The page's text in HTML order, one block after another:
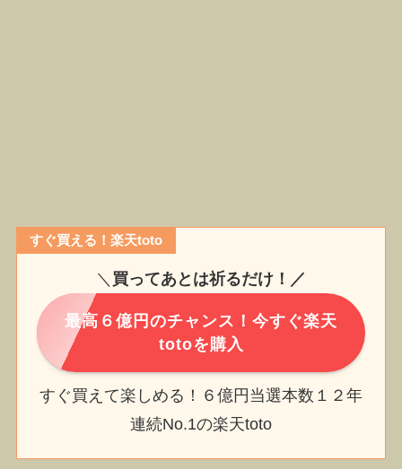
すぐ買える！楽天toto
＼ 買ってあとは祈るだけ！／
最高６億円のチャンス！今すぐ楽天
totoを購入
すぐ買えて楽しめる！６億円当選本数１２年
連続No.1の楽天toto